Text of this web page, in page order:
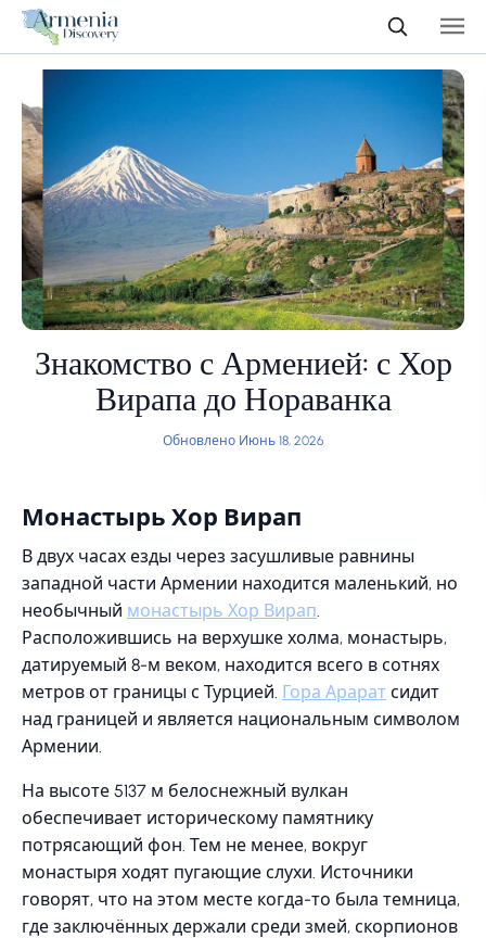
Знакомство с Арменией: с Хор
Вирапа до Нораванка
Обновлено Июнь 18, 2026
Монастырь Хор Вирап
В двух часах езды через засушливые равнины
западной части Армении находится маленький, но
необычный монастырь Хор Вирап.
Расположившись на верхушке холма, монастырь,
датируемый 8-м веком, находится всего в сотнях
метров от границы с Турцией. Гора Арарат сидит
над границей и является национальным символом
Армении.
На высоте 5137 м белоснежный вулкан
обеспечивает историческому памятнику
потрясающий фон. Тем не менее, вокруг
монастыря ходят пугающие слухи. Источники
говорят, что на этом месте когда-то была темница,
где заключённых держали среди змей, скорпионов